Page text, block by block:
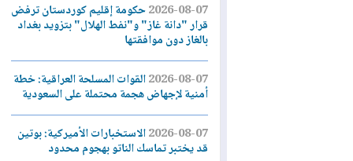
2026-08-07حكومة إقليم كوردستان ترفض
قرار "دانة غاز" و"نفط الهلال" بتزويد بغداد
بالغاز دون موافقتها
2026-08-07القوات المسلحة العراقية: خطة
أمنية لإجهاض هجمة محتملة على السعودية
2026-08-07الاستخبارات الأميركية: بوتين
قد يختبر تماسك الناتو بهجوم محدود